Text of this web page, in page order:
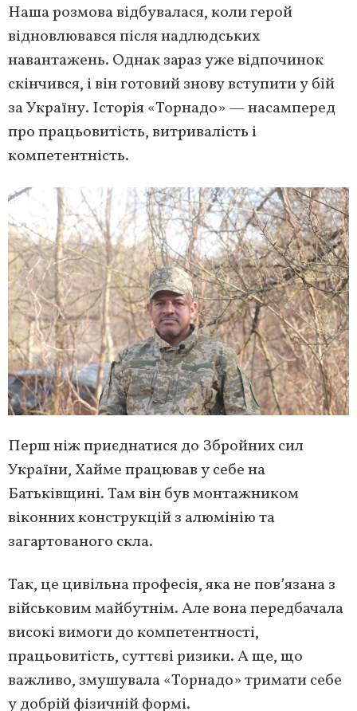
Наша розмова відбувалася, коли герой
відновлювався після надлюдських
навантажень. Однак зараз уже відпочинок
скінчився, і він готовий знову вступити у бій
за Україну. Історія «Торнадо» — насамперед
про працьовитість, витривалість і
компетентність.
Перш ніж приєднатися до Збройних сил
України, Хайме працював у себе на
Батьківщині. Там він був монтажником
віконних конструкцій з алюмінію та
загартованого скла.
Так, це цивільна професія, яка не пов’язана з
військовим майбутнім. Але вона передбачала
високі вимоги до компетентності,
працьовитість, суттєві ризики. А ще, що
важливо, змушувала «Торнадо» тримати себе
у добрій фізичній формі.